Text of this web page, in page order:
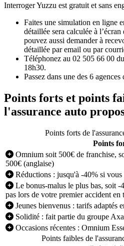
Interroger Yuzzu est gratuit et sans
Faites une simulation en ligne
détaillée sera calculée à
pouvez aussi demander à
détaillée par email ou par
Téléphonez au 02 505 66 00
18h30.
Passez dans une des 6
Points forts et points
l'assurance auto
Points forts de
Points
Omnium soit 500€ de franchise,
500€ (anglaise)
Réductions : jusqu'à -40% si vous
Le bonus-malus le plus bas, soit -
pas lors de votre premier accident en
Jeunes bienvenus : tarifs adaptés
Solidité : fait partie du groupe Axa
Occasions récentes : Omnium
Points faibles de